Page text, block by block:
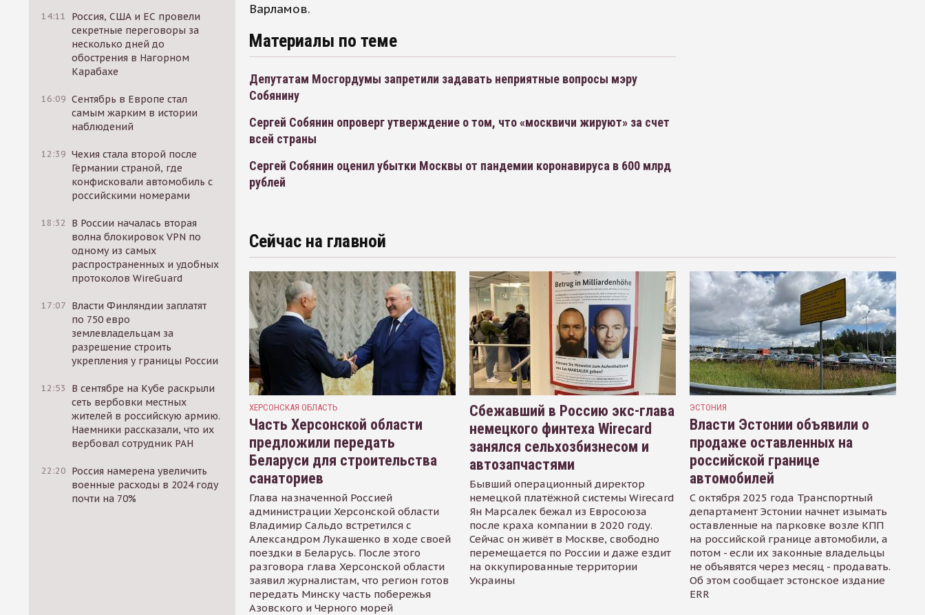
14:11
Россия, США и ЕС провели
секретные переговоры за
несколько дней до
обострения в Нагорном
Карабахе
16:09 Сентябрь в Европе стал
самым жарким в истории
наблюдений
12:39 Чехия стала второй после
Германии страной, где
конфисковали автомобиль с
российскими номерами
18:32
В России началась вторая
волна блокировок VPN по
одному из самых
распространенных и удобных
протоколов WireGuard
17:07 Власти Финляндии заплатят
по 750 евро
землевладельцам за
разрешение строить
укрепления у границы России
12:53
В сентябре на Кубе раскрыли
сеть вербовки местных
жителей в российскую армию.
Наемники рассказали, что их
вербовал сотрудник РАН
22:20 Россия намерена увеличить
военные расходы в 2024 году
почти на 70%
Варламов.
Материалы по теме
Депутатам Мосгордумы запретили задавать неприятные вопросы мэру
Собянину
Сергей Собянин опроверг утверждение о том, что «москвичи жируют» за счет
всей страны
Сергей Собянин оценил убытки Москвы от пандемии коронавируса в 600 млрд
рублей
Сейчас на главной
ХЕРСОНСКАЯ ОБЛАСТЬ
Часть Херсонской области
предложили передать
Беларуси для строительства
санаториев
Глава назначенной Россией
администрации Херсонской области
Владимир Сальдо встретился с
Александром Лукашенко в ходе своей
поездки в Беларусь. После этого
разговора глава Херсонской области
заявил журналистам, что регион готов
передать Минску часть побережья
Азовского и Черного морей
Сбежавший в Россию экс-глава
немецкого финтеха Wirecard
занялся сельхозбизнесом и
автозапчастями
Бывший операционный директор
немецкой платёжной системы Wirecard
Ян Марсалек бежал из Евросоюза
после краха компании в 2020 году.
Сейчас он живёт в Москве, свободно
перемещается по России и даже ездит
на оккупированные территории
Украины
ЭСТОНИЯ
Власти Эстонии объявили о
продаже оставленных на
российской границе
автомобилей
С октября 2025 года Транспортный
департамент Эстонии начнет изымать
оставленные на парковке возле КПП
на российской границе автомобили, а
потом - если их законные владельцы
не объявятся через месяц - продавать.
Об этом сообщает эстонское издание
ERR